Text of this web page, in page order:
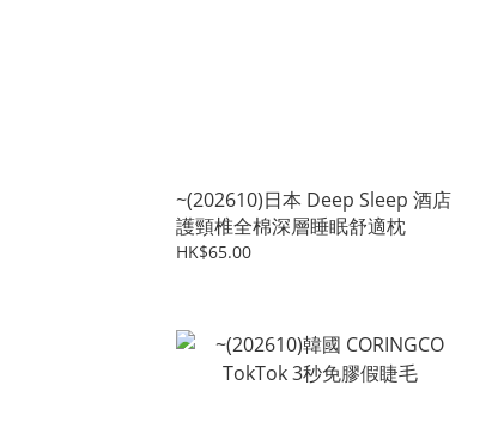
~(202610)日本 Deep Sleep 酒店
護頸椎全棉深層睡眠舒適枕
HK$65.00